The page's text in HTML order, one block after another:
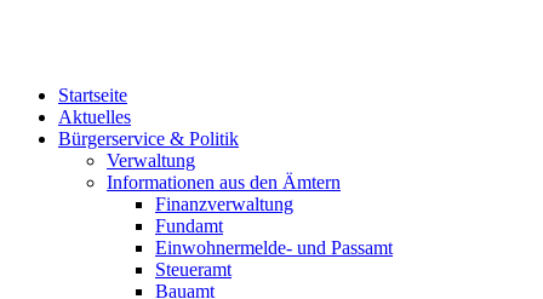
Startseite
Aktuelles
Bürgerservice & Politik
Verwaltung
Informationen aus den Ämtern
Finanzverwaltung
Fundamt
Einwohnermelde- und Passamt
Steueramt
Bauamt